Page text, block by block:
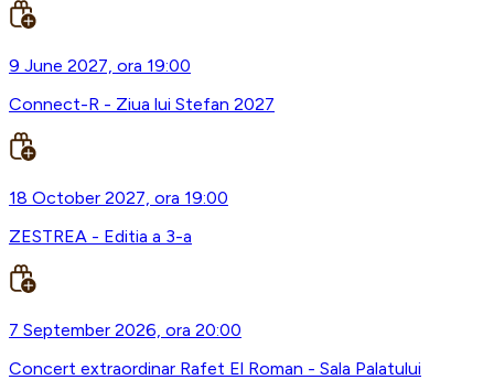
9 June 2027, ora 19:00
Connect-R - Ziua lui Stefan 2027
18 October 2027, ora 19:00
ZESTREA - Editia a 3-a
7 September 2026, ora 20:00
Concert extraordinar Rafet El Roman - Sala Palatului